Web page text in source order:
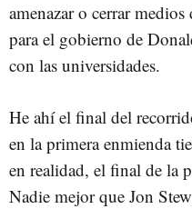
amenazar o cerrar
para el gobierno de
con las universidades.
He ahí el final del
en la primera enmienda
en realidad, el final de la
Nadie mejor que Jon